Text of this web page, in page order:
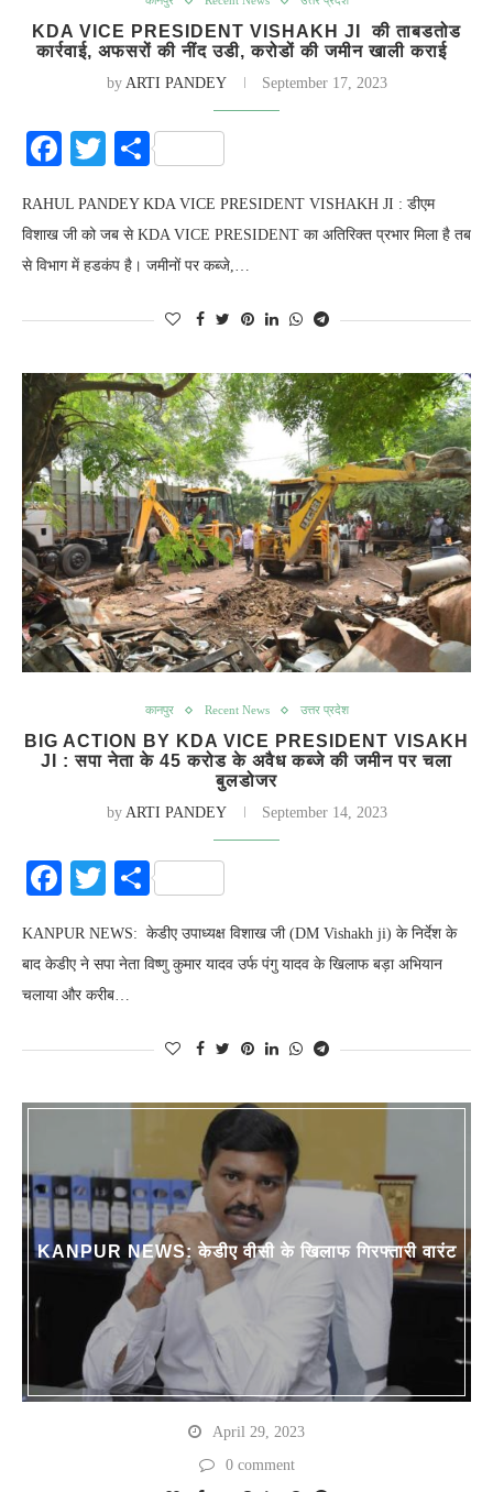
KDA VICE PRESIDENT VISHAKH JI की ताबडतोड
कार्रवाई, अफसरों की नींद उडी, करोडों की जमीन खाली कराई
by ARTI PANDEY September 17, 2023
Facebook
Twitter
Share
RAHUL PANDEY KDA VICE PRESIDENT VISHAKH JI : डीएम
विशाख जी को जब से KDA VICE PRESIDENT का अतिरिक्त प्रभार मिला है तब
से विभाग में हडकंप है। जमीनों पर कब्जे,…
कानपुर Recent News उत्तर प्रदेश
BIG ACTION BY KDA VICE PRESIDENT VISAKH
JI : सपा नेता के 45 करोड के अवैध कब्जे की जमीन पर चला
बुलडोजर
by ARTI PANDEY September 14, 2023
Facebook
Twitter
Share
KANPUR NEWS: केडीए उपाध्यक्ष विशाख जी (DM Vishakh ji) के निर्देश के
बाद केडीए ने सपा नेता विष्णु कुमार यादव उर्फ पंगु यादव के खिलाफ बड़ा अभियान
चलाया और करीब…
KANPUR NEWS: केडीए वीसी के खिलाफ गिरफ्तारी वारंट
April 29, 2023
0 comment